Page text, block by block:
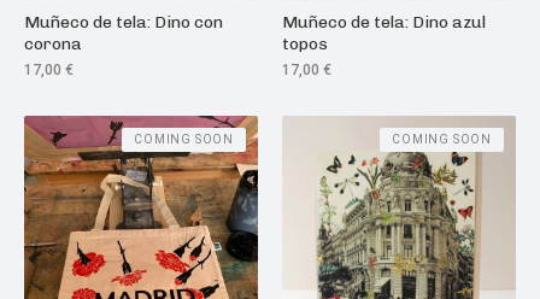
Muñeco de tela: Dino con
corona
17,00 €
Muñeco de tela: Dino azul
topos
17,00 €
COMING SOON COMING SOON